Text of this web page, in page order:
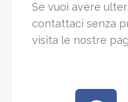
Se vuoi avere
contattaci senza
visita le nostre